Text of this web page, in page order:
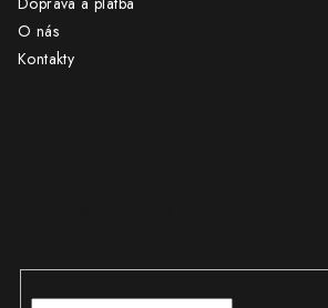
O nás
Kontakty